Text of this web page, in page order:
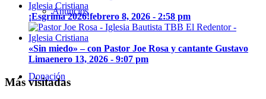
Anuncios
Donación
¡Esgrima 2026!febrero 8, 2026 - 2:58 pm
«Sin miedo» – con Pastor Joe Rosa y cantante Gustavo
Limaenero 13, 2026 - 9:07 pm
Más visitadas